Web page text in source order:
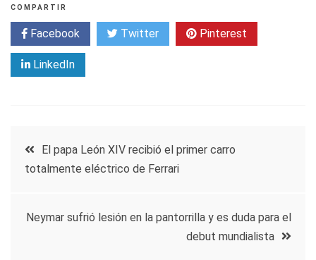
COMPARTIR
Facebook Twitter Pinterest
LinkedIn
Navegación
entradas
El papa León XIV recibió el primer carro
totalmente eléctrico de Ferrari
Neymar sufrió lesión en la pantorrilla y es duda para el
debut mundialista